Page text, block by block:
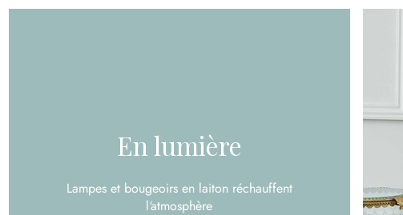
En lumière
Lampes et bougeoirs en laiton réchauffent
l‘atmosphère